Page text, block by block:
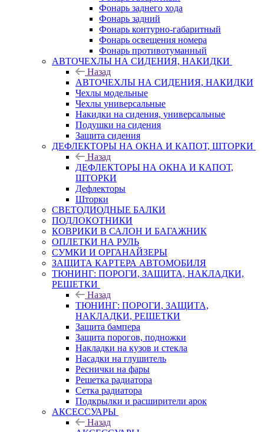
Фонарь заднего хода
Фонарь задний
Фонарь контурно-габаритный
Фонарь освещения номера
Фонарь противотуманный
АВТОЧЕХЛЫ НА СИДЕНИЯ, НАКИДКИ
Назад
АВТОЧЕХЛЫ НА СИДЕНИЯ, НАКИДКИ
Чехлы модельные
Чехлы универсальные
Накидки на сидения, универсальные
Подушки на сидения
Защита сидения
ДЕФЛЕКТОРЫ НА ОКНА И КАПОТ, ШТОРКИ
Назад
ДЕФЛЕКТОРЫ НА ОКНА И КАПОТ,
ШТОРКИ
Дефлекторы
Шторки
СВЕТОДИОДНЫЕ БАЛКИ
ПОДЛОКОТНИКИ
КОВРИКИ В САЛОН И БАГАЖНИК
ОПЛЕТКИ НА РУЛЬ
СУМКИ И ОРГАНАЙЗЕРЫ
ЗАЩИТА КАРТЕРА АВТОМОБИЛЯ
ТЮНИНГ: ПОРОГИ, ЗАЩИТА, НАКЛАДКИ,
РЕШЕТКИ
Назад
ТЮНИНГ: ПОРОГИ, ЗАЩИТА,
НАКЛАДКИ, РЕШЕТКИ
Защита бампера
Защита порогов, подножки
Накладки на кузов и стекла
Насадки на глушитель
Реснички на фары
Решетка радиатора
Сетка радиатора
Подкрылки и расширители арок
АКСЕССУАРЫ
Назад